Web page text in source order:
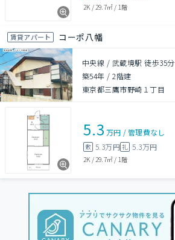
2K / 29.7㎡ / 1階
賃貸アパート コーポ八幡
中央線 / 武蔵境駅 徒歩35分
築54年 /2階建
東京都三鷹市野崎１丁目
5.3 万円 /管理費なし
敷 5.3万円礼 5.3万円
2K / 29.7㎡ / 1階